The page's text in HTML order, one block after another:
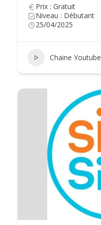
Prix : Gratuit
Niveau : Débutant
25/04/2025
Chaine Youtube